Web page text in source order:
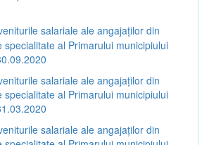
salariale ale angajaților din
al Primarului municipiului
salariale ale angajaților din
al Primarului municipiului
salariale ale angajaților din